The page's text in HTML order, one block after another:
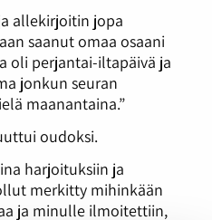
allekirjoitin jopa
saanut omaa osaani
oli perjantai-iltapäivä ja
jonkun seuran
maanantaina.”
oudoksi.
harjoituksiin ja
merkitty mihinkään
ja minulle ilmoitettiin,